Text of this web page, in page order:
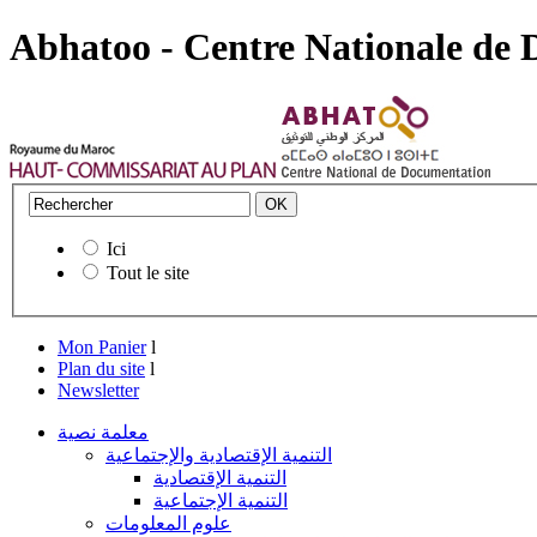
Abhatoo - Centre Nationale de
Ici
Tout le site
Mon Panier l
Plan du site l
Newsletter
معلمة نصية
التنمية الإقتصادية والإجتماعية
التنمية الإقتصادية
التنمية الإجتماعية
علوم المعلومات